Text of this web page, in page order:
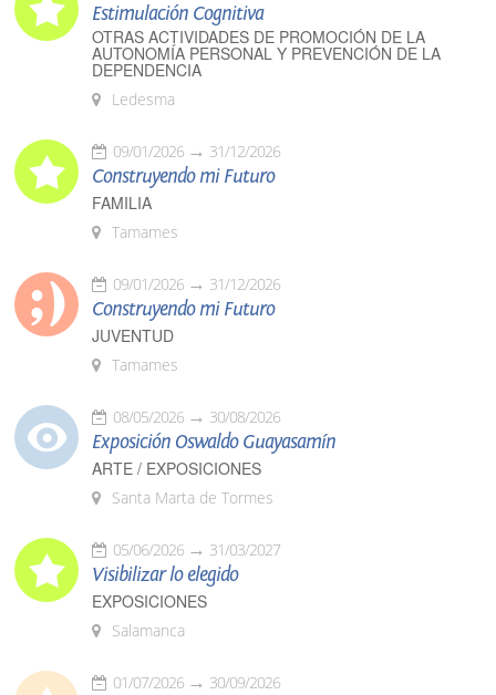
Estimulación Cognitiva
OTRAS ACTIVIDADES DE PROMOCIÓN DE LA
AUTONOMÍA PERSONAL Y PREVENCIÓN DE LA
DEPENDENCIA
Ledesma
09/01/2026 31/12/2026
Construyendo mi Futuro
FAMILIA
Tamames
09/01/2026 31/12/2026
Construyendo mi Futuro
JUVENTUD
Tamames
08/05/2026 30/08/2026
Exposición Oswaldo Guayasamín
ARTE / EXPOSICIONES
Santa Marta de Tormes
05/06/2026 31/03/2027
Visibilizar lo elegido
EXPOSICIONES
Salamanca
01/07/2026 30/09/2026